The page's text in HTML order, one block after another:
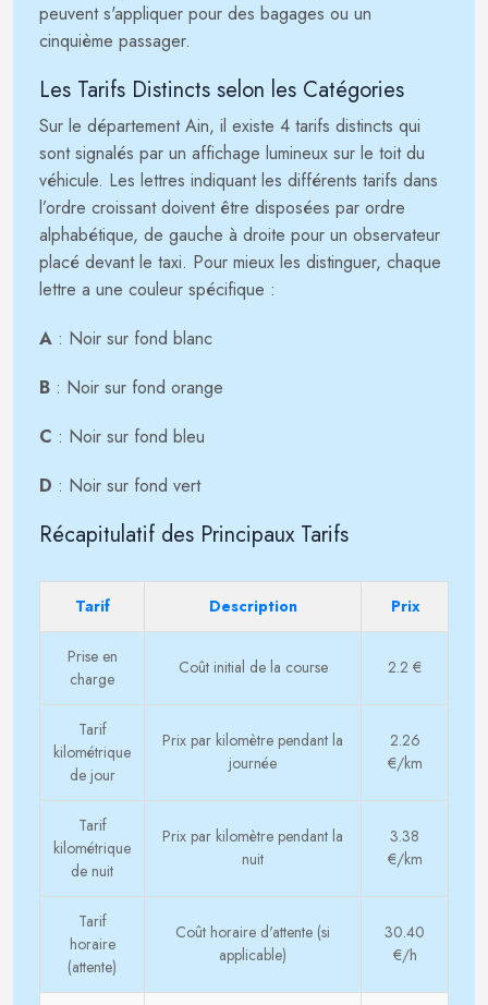
peuvent s'appliquer pour des bagages ou un
cinquième passager.
Les Tarifs Distincts selon les Catégories
Sur le département Ain, il existe 4 tarifs distincts qui
sont signalés par un affichage lumineux sur le toit du
véhicule. Les lettres indiquant les différents tarifs dans
l’ordre croissant doivent être disposées par ordre
alphabétique, de gauche à droite pour un observateur
placé devant le taxi. Pour mieux les distinguer, chaque
lettre a une couleur spécifique :
A : Noir sur fond blanc
B : Noir sur fond orange
C : Noir sur fond bleu
D : Noir sur fond vert
Récapitulatif des Principaux Tarifs
Tarif Description Prix
Prise en
charge
Coût initial de la course 2.2 €
Tarif
kilométrique
de jour
Prix par kilomètre pendant la
journée
2.26
€/km
Tarif
kilométrique
de nuit
Prix par kilomètre pendant la
nuit
3.38
€/km
Tarif
horaire
(attente)
Coût horaire d'attente (si
applicable)
30.40
€/h